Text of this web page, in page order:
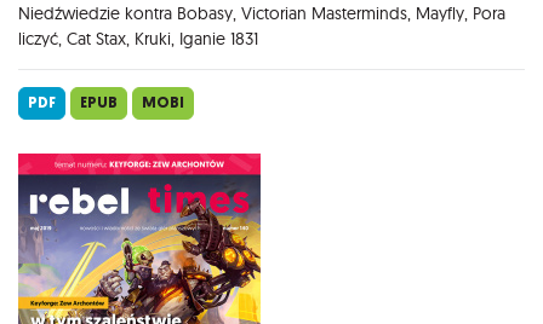
Niedźwiedzie kontra Bobasy, Victorian Masterminds, Mayfly, Pora
liczyć, Cat Stax, Kruki, Iganie 1831
PDF EPUB MOBI